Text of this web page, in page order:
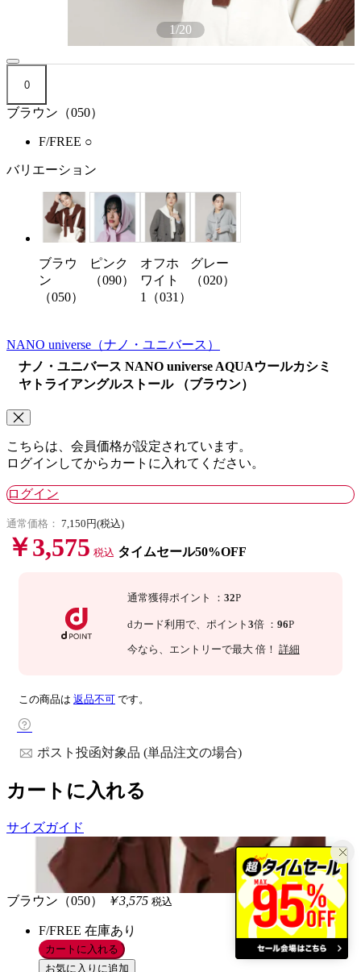
1/20
0
ブラウン（050）
F/FREE ○
バリエーション
ブラウ
ン
（050）
ピンク
（090）
オフホ
ワイト
1（031）
グレー
（020）
NANO universe （ナノ・ユニバース）
ナノ・ユニバース NANO universe AQUAウールカシミ
ヤトライアングルストール （ブラウン）
こちらは、会員価格が設定されています。
ログインしてからカートに入れてください。
ログイン
通常価格： 7,150円(税込)
￥3,575 税込 タイムセール50%OFF
通常獲得ポイント ： 32P
dカード利用で、 ポイント 3倍 ： 96P
今なら 、エントリーで最大 倍！ 詳細
この商品は 返品不可 です。
ポスト投函対象品 (単品注文の場合)
カートに入れる
サイズガイド
ブラウン（050） ￥3,575 税込
F/FREE 在庫あり
カートに入れる
お気に入りに追加